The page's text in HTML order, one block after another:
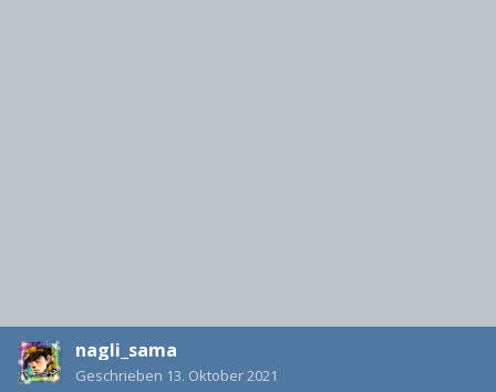
nagli_sama
Geschrieben 13. Oktober 2021